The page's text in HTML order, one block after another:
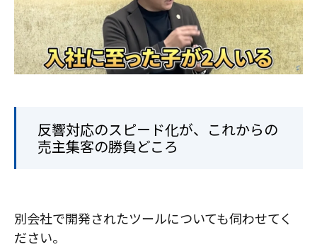
反響対応のスピード化が、これからの
売主集客の勝負どころ
別会社で開発されたツールについても伺わせてく
ださい。